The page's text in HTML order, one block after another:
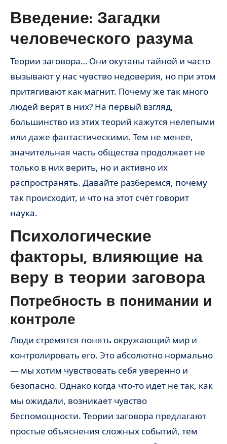
Введение: Загадки
человеческого разума
Теории заговора… Они окутаны тайной и часто
вызывают у нас чувство недоверия, но при этом
притягивают как магнит. Почему же так много
людей верят в них? На первый взгляд,
большинство из этих теорий кажутся нелепыми
или даже фантастическими. Тем не менее,
значительная часть общества продолжает не
только в них верить, но и активно их
распространять. Давайте разберемся, почему
так происходит, и что на этот счёт говорит
наука.
Психологические
факторы, влияющие на
веру в теории заговора
Потребность в понимании и
контроле
Люди стремятся понять окружающий мир и
контролировать его. Это абсолютно нормально
— мы хотим чувствовать себя уверенно и
безопасно. Однако когда что-то идет не так, как
мы ожидали, возникает чувство
беспомощности. Теории заговора предлагают
простые объяснения сложных событий, тем